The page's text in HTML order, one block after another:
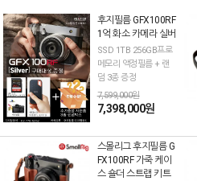
후지필름 GFX100RF
1억 화소 카메라 실버
SSD 1TB 256GB프로
메모리 액정필름 + 랜
덤 3종 증정
7,599,000원
7,398,000원
스몰리그 후지필름 G
FX100RF 가죽 케이
스 숄더 스트랩 키트